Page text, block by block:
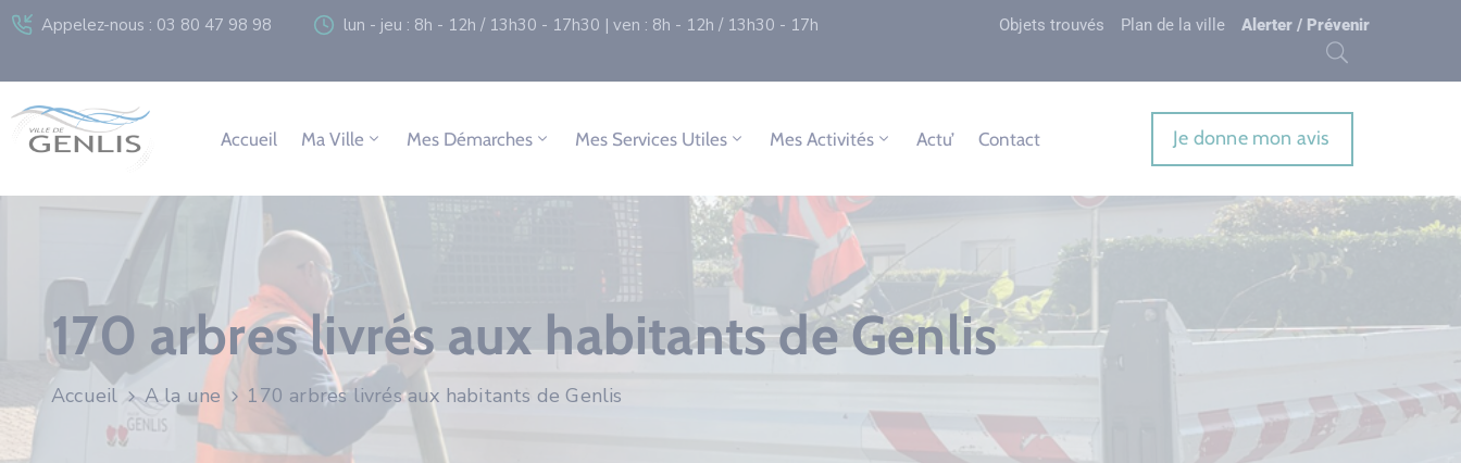
Appelez-nous : 03 80 47 98 98 lun - jeu : 8h - 12h / 13h30 - 17h30 | ven : 8h - 12h / 13h30 - 17h Objets trouvés Plan de la ville Alerter / Prévenir
Accueil Ma Ville Mes Démarches Mes Services Utiles Mes Activités Actu’ Contact Je donne mon avis
170 arbres livrés aux habitants de Genlis
Accueil A la une 170 arbres livrés aux habitants de Genlis